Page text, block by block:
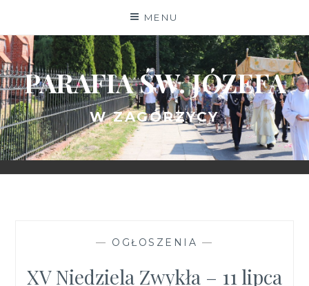
content
MENU
PARAFIA ŚW. JÓZEFA
W ZAGÓRZYCY
— OGŁOSZENIA —
XV Niedziela Zwykła – 11 lipca